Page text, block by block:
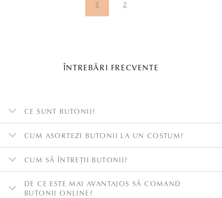
1 2
ÎNTREBĂRI FRECVENTE
CE SUNT BUTONII?
CUM ASORTEZI BUTONII LA UN COSTUM?
CUM SĂ ÎNTREȚII BUTONII?
DE CE ESTE MAI AVANTAJOS SĂ COMAND
BUTONII ONLINE?